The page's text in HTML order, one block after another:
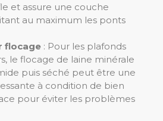
et assure une couche
au maximum les ponts
flocage : Pour les plafonds
le flocage de laine minérale
puis séché peut être une
à condition de bien
pour éviter les problèmes